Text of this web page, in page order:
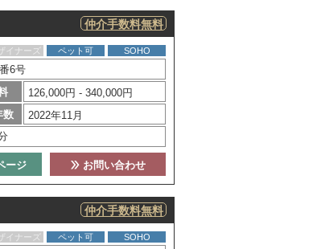
仲介手数料無料
イナーズ ペット可 SOHO
6号
126,000円 - 340,000円
数
2022年11月
お問い合わせ
ージ
仲介手数料無料
イナーズ ペット可 SOHO